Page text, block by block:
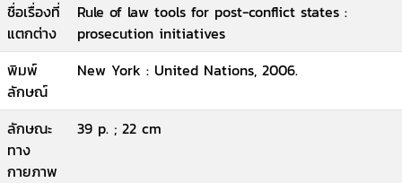
ชื่อเรื่องที่
แตกต่าง
Rule of law tools for post-conflict states :
prosecution initiatives
พิมพ์
ลักษณ์
New York : United Nations, 2006.
ลักษณะ
ทาง
กายภาพ
39 p. ; 22 cm